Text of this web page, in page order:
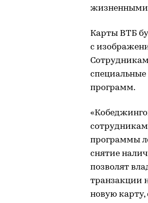
жизненными
Карты ВТБ
с
программ.
программы
снятие
позволят
транзакции
новую